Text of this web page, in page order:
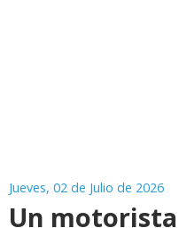
Jueves, 02 de Julio de 2026
Un motorista